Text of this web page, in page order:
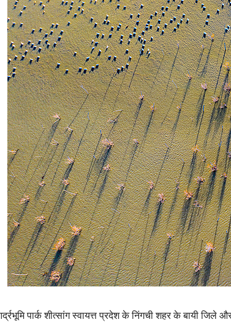
आर्द्रभूमि पार्क शीत्सांग स्वायत्त प्रदेश के निंगची शहर के बायी